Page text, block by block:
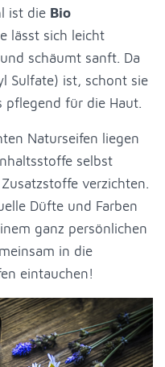
ist die Bio
lässt sich leicht
schäumt sanft. Da
Sulfate) ist, schont sie
pflegend für die Haut.
Naturseifen liegen
selbst
verzichten.
Düfte und Farben
ganz persönlichen
in die
eintauchen!